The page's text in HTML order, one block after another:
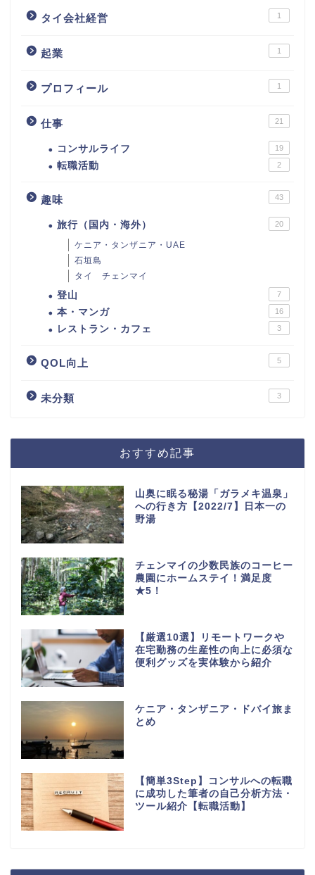
タイ会社経営 1
起業 1
プロフィール 1
仕事 21
コンサルライフ 19
転職活動 2
趣味 43
旅行（国内・海外） 20
ケニア・タンザニア・UAE
石垣島
タイ チェンマイ
登山 7
本・マンガ 16
レストラン・カフェ 3
QOL向上 5
未分類 3
おすすめ記事
山奥に眠る秘湯「ガラメキ温泉」
への行き方【2022/7】日本一の
野湯
チェンマイの少数民族のコーヒー
農園にホームステイ！満足度
★5！
【厳選10選】リモートワークや
在宅勤務の生産性の向上に必須な
便利グッズを実体験から紹介
ケニア・タンザニア・ドバイ旅ま
とめ
【簡単3Step】コンサルへの転職
に成功した筆者の自己分析方法・
ツール紹介【転職活動】